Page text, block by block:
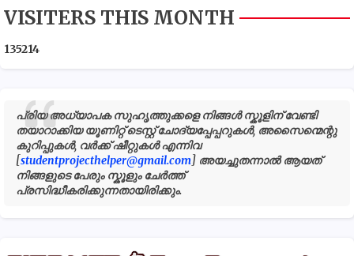
VISITERS THIS MONTH
135214
പ്രിയ അധ്യാപക സുഹൃത്തുക്കളെ നിങ്ങൾ സ്കൂളിന് വേണ്ടി
തയാറാക്കിയ യൂണിറ്റ് ടെസ്റ്റ് ചോദ്യപ്പേപ്പറുകൾ, അസൈന്മെന്റു
കുറിപ്പുകൾ, വർക്ക് ഷീറ്റുകൾ എന്നിവ
[studentprojecthelper@gmail.com] അയച്ചുതന്നാൽ ആയത്
നിങ്ങളുടെ പേരും സ്കൂളും ചേർത്ത്
പ്രസിദ്ധീകരിക്കുന്നതായിരിക്കും.